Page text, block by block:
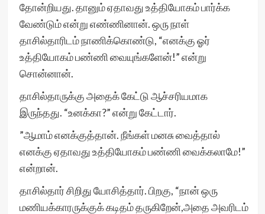
தோன்றியது. தானும் ஏதாவது உத்தியோகம் பார்க்க
வேண்டும் என்று எண்ணினான். ஒரு நாள்
தாசில்தாரிடம் நாணிக்கொண்டு, “எனக்கு ஓர்
உத்தியோகம் பண்ணி வையுங்களேன்!” என்று
சொன்னான்.
⁠தாசில்தாருக்கு அதைக் கேட்டு ஆச்சரியமாக
இருந்தது. “உனக்கா?” என்று கேட்டார்.
⁠”ஆமாம் எனக்குத்தான். நீங்கள் மனசு வைத்தால்
எனக்கு ஏதாவது உத்தியோகம் பண்ணி வைக்கலாமே!”
என்றான்.
⁠தாசில்தார் சிறிது யோசித்தார். பிறகு, “நான் ஒரு
மணியக்காரருக்குக் கடிதம் தருகிறேன்,அதை அவரிடம்